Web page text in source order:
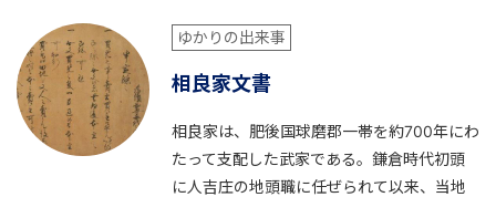
ゆかりの出来事
相良家文書
相良家は、肥後国球磨郡一帯を約700年にわ
たって支配した武家である。鎌倉時代初頭
に人吉庄の地頭職に任ぜられて以来、当地